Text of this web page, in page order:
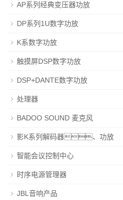
AP系列经典变压器功放
DP系列1U数字功放
K系数字功放
触摸屏DSP数字功放
DSP+DANTE数字功放
处理器
BADOO SOUND 麦克风
影K系列解码器、功放
智能会议控制中心
时序电源管理器
JBL音响产品